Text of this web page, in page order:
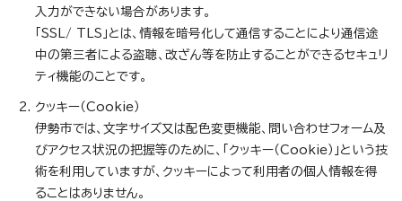
入力ができない場合があります。
「SSL/ TLS」とは、情報を暗号化して通信することにより通信途
中の第三者による盗聴、改ざん等を防止することができるセキュリ
ティ機能のことです。
クッキー（Cookie）
伊勢市では、文字サイズ又は配色変更機能、問い合わせフォーム及
びアクセス状況の把握等のために、「クッキー（Cookie）」という技
術を利用していますが、クッキーによって利用者の個人情報を得
ることはありません。